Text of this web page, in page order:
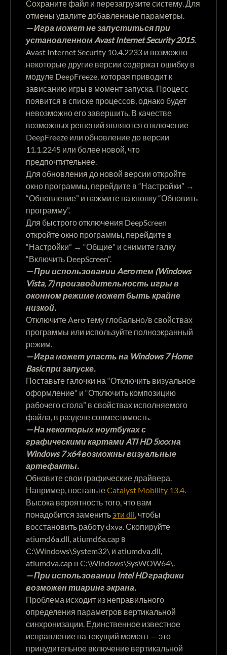
Сохраните файл и перезагрузите систему. Для
отмены удалите добавленные параметры.
— Игра может не запуститься при
установленном Avast Internet Security 2015.
Avast Internet Security 10.4.2233 и возможно
некоторые другие версии содержат ошибку в
модуле DeepFreeze, которая приводит к
зависанию игры в момент запуска. Процесс
появится в списке процессов, однако будет
невозможно его завершить. В качестве
возможных решений являются отключение
DeepFreeze или обновление до версии
11.1.2245 или более новой, что
предпочтительнее.
Для обновления до новой версии откройте
окно программы, перейдите в “Настройки” →
“Обновление” и нажмите на кнопку “Обновить
программу”.
Для быстрого отключения DeepScreen
откройте окно программы, перейдите в
“Настройки” → “Общие” и снимите галку
“Включить DeepScreen”.
— При использовании Aero тем (Windows
Vista, 7) производительность игры в
оконном режиме может быть крайне
низкой.
Отключите Aero тему глобально/в свойствах
программы или используйте полноэкранный
режим.
— Игра может упасть на Windows 7 Home
Basic при запуске.
Поставьте галочки на “Отключить визуальное
оформление” и “Отключить композицию
рабочего стола” в свойствах исполняемого
файла, в разделе совместимость.
—На некоторых ноутбуках с
графическими картами ATI HD 5xxx на
Windows 7 x64 возможны визуальные
артефакты.
Обновите свои графические драйвера.
Например, поставьтеCatalyst Mobility 13.4.
Высока вероятность того, что вам
понадобится заменитьэти dll, чтобы
восстановить работу dxva. Скопируйте
atiumd6a.dll, atiumd6a.cap в
C:\Windows\System32\ и atiumdva.dll,
atiumdva.cap в C:\Windows\SysWOW64\.
— При использовании Intel HD графики
возможен тиаринг экрана.
Проблема исходит из неправильного
определения параметров вертикальной
синхронизации. Единственное известное
исправление на текущий момент — это
принудительное включение вертикальной